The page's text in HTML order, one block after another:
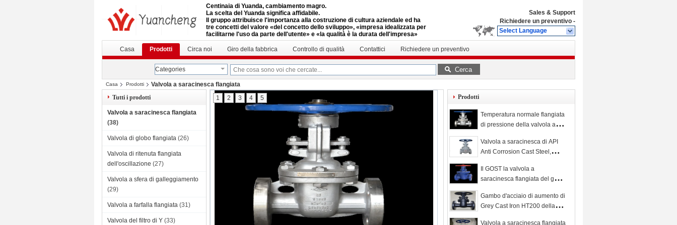
Centinaia di Yuanda, cambiamento magro.
La scelta del Yuanda significa affidabile.
Il gruppo attribuisce l'importanza alla costruzione di cultura aziendale ed ha
tre concetti del valore «del concetto dello sviluppo», «impresa idealizzata per
facilitarne l'uso da parte dell'utente» e «la qualità è la durata dell'impresa»
Sales & Support
Richiedere un preventivo -
Select Language
Casa Prodotti Circa noi Giro della fabbrica Controllo di qualità Contattici Richiedere un preventivo
Categories Cerca
Casa Prodotti
Valvola a saracinesca flangiata
Tutti i prodotti
Valvola a saracinesca flangiata
(38)
Valvola di globo flangiata (26)
Valvola di ritenuta flangiata
dell'oscillazione (27)
Valvola a sfera di galleggiamento
(29)
Valvola a farfalla flangiata (31)
Valvola del filtro di Y (33)
1 2 3 4 5 Prodotti
Temperatura normale flangiata
di pressione della valvola a
inossidabile api 600 150LB
Valvola a saracinesca di API
Anti Corrosion Cast Steel,
Il GOST la valvola a
saracinesca flangiata del ghisa
porto della maniglia
Gambo d'acciaio di aumento di
Grey Cast Iron HT200 della
Valvola a saracinesca flangiata